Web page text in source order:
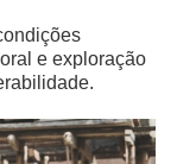
Tabelas
e Ciência de
e exploração